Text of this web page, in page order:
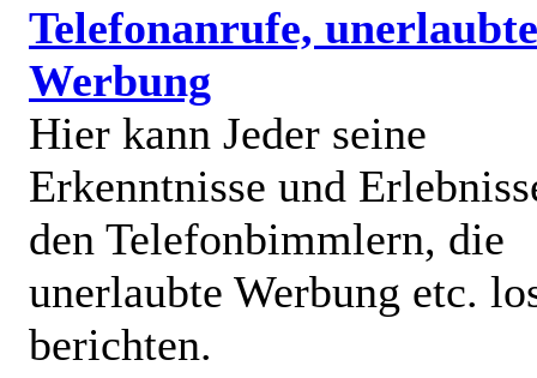
Telefonanrufe, unerlaubte
Werbung
Hier kann Jeder seine
Erkenntnisse und
den Telefonbimmlern, die
unerlaubte Werbung etc.
berichten.